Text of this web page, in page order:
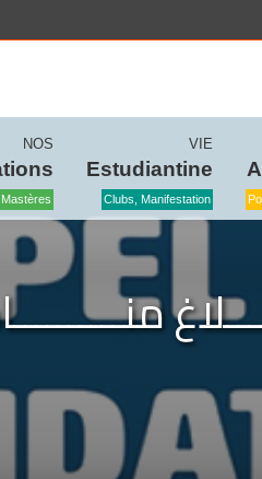
NOS VIE
Estudiantine
Clubs, Manifestation